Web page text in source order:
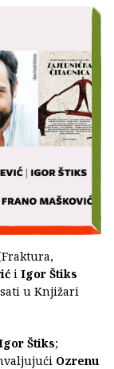
i Igor Štiks
u Knjižari
Štiks;
Ozrenu